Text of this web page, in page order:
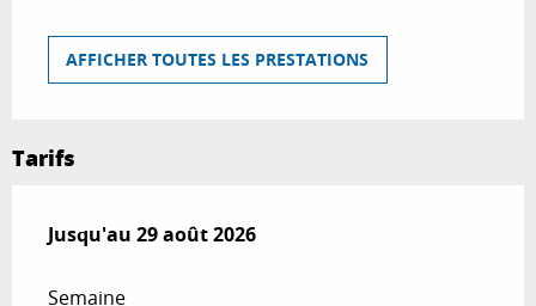
AFFICHER TOUTES LES PRESTATIONS
Tarifs
Du4 juillet 2026au29 août 2026
Jusqu'au 29 août 2026
Semaine